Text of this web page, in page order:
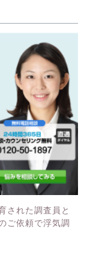
された調査員と
ご依頼で浮気調